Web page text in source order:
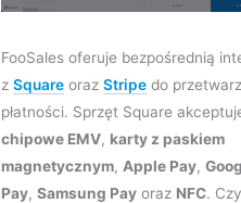
FooSales oferuje bezpośrednią
z Square oraz Stripe do
płatności. Sprzęt Square
chipowe EMV, karty z paskiem
magnetycznym, Apple Pay,
Pay, Samsung Pay oraz NFC.